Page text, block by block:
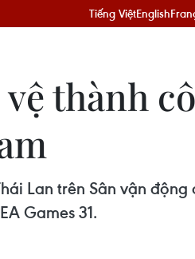
Tiếng ViệtEnglish
thành
Lan trên Sân vận
Games 31.